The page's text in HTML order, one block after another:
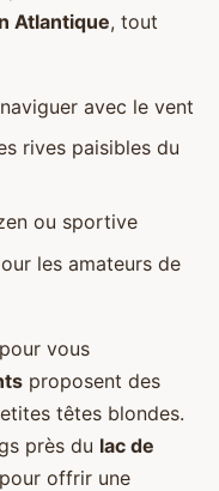
Atlantique, tout
avec le vent
rives paisibles du
ou sportive
les amateurs de
vous
proposent des
têtes blondes.
près du lac de
offrir une